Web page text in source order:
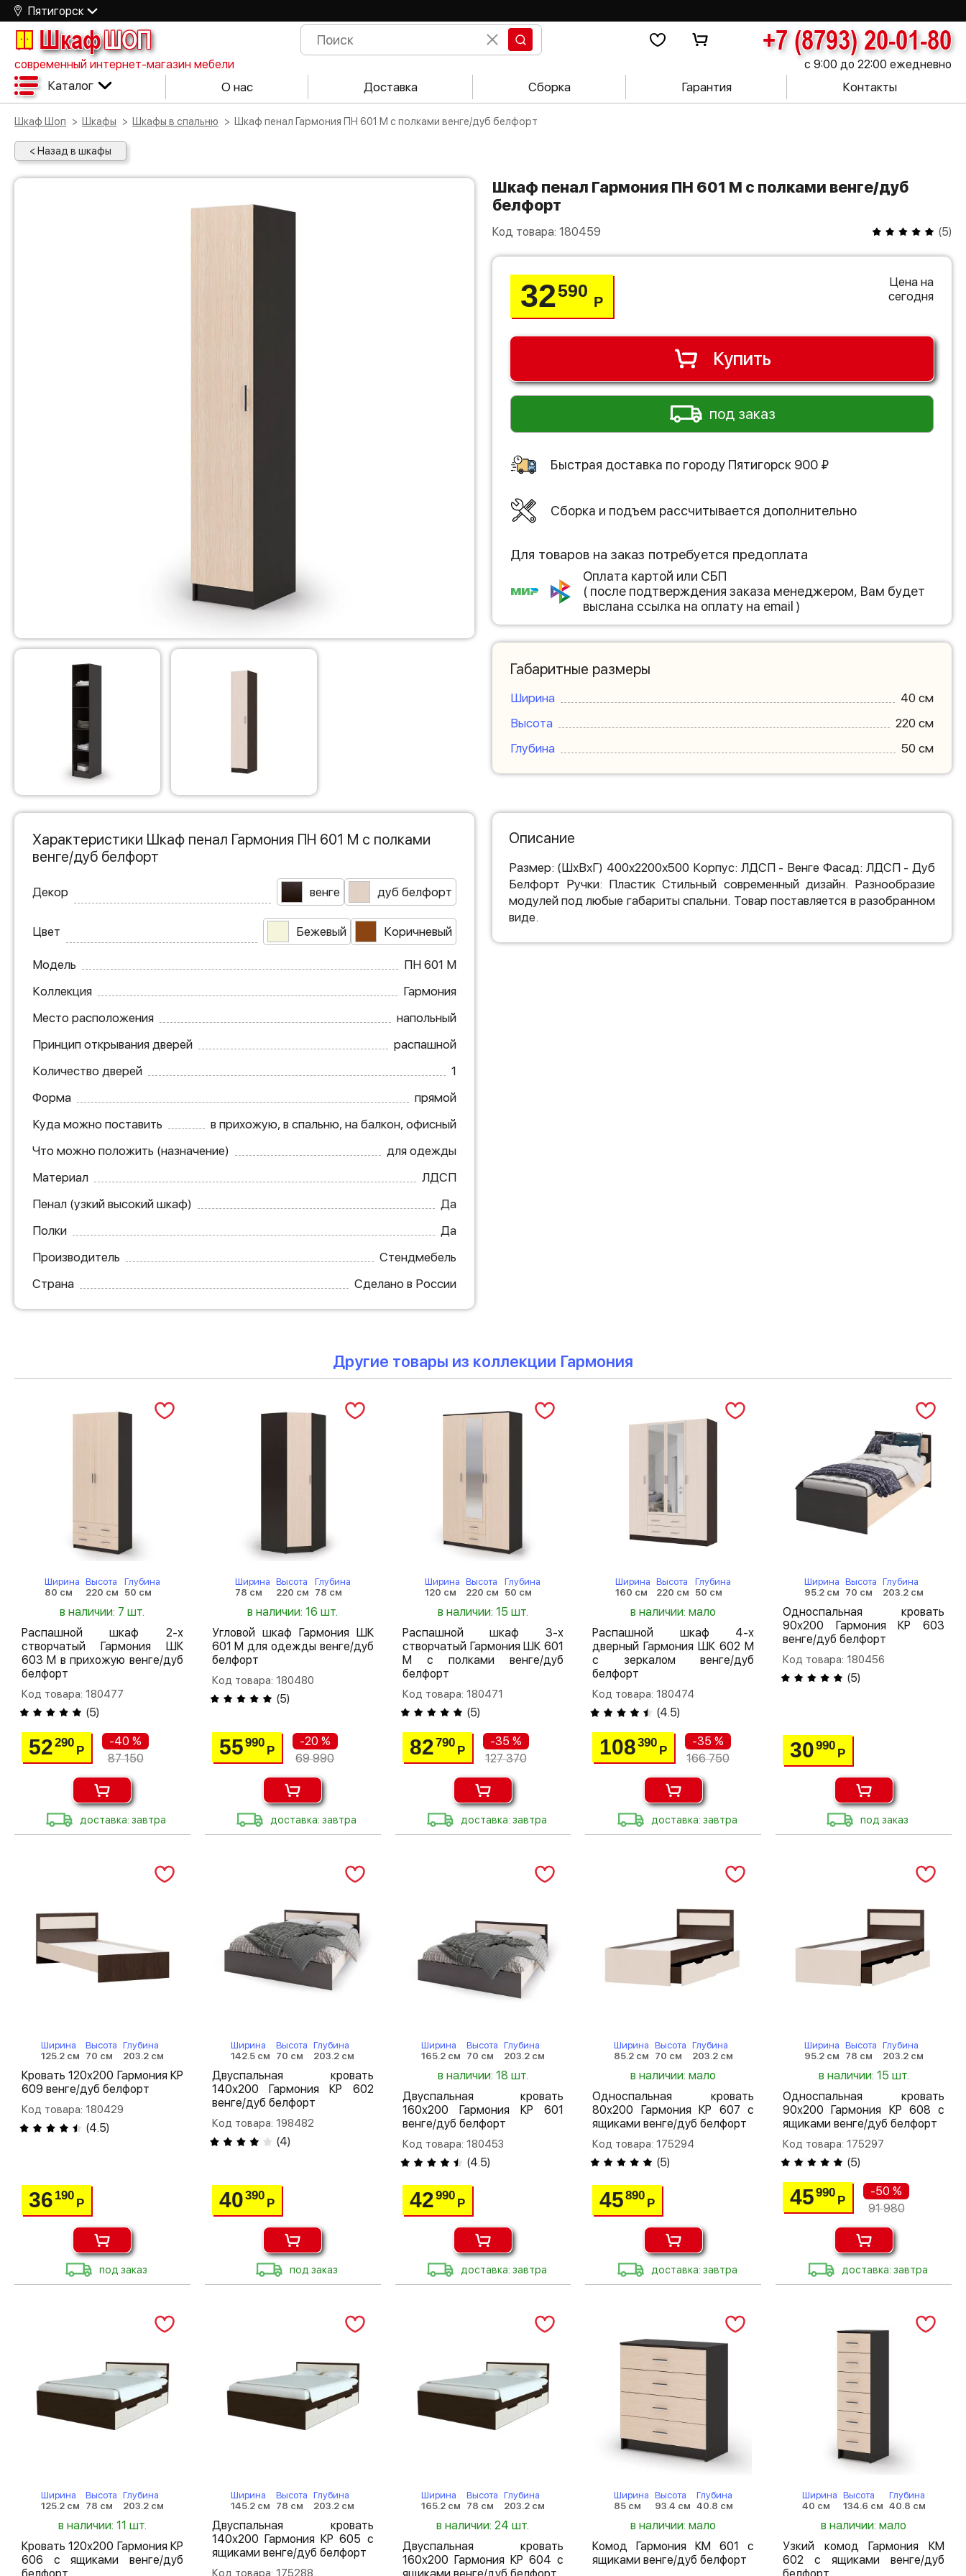
Пятигорск
ШкафШОП +7 (8793) 20-01-80
современный интернет-магазин мебели с 9:00 до 22:00 ежедневно
Каталог О нас Доставка Сборка Гарантия Контакты
Шкаф Шоп Шкафы Шкафы в спальню Шкаф пенал Гармония ПН 601 М с полками венге/дуб белфорт
< Назад в шкафы
Шкаф пенал Гармония ПН 601 М с полками венге/дуб
белфорт
Код товара: 180459 (5)
32590
Р
Цена на
сегодня
Купить
под заказ
Быстрая доставка по городу Пятигорск 900 ₽
Сборка и подъем рассчитывается дополнительно
Для товаров на заказ потребуется предоплата
Оплата картой или СБП
( после подтверждения заказа менеджером, Вам будет
выслана ссылка на оплату на email )
Габаритные размеры
Ширина
40 см
Высота
220 см
Глубина
50 см
Характеристики Шкаф пенал Гармония ПН 601 М с полками
венге/дуб белфорт
Декор венге дуб белфорт
Цвет Бежевый Коричневый
Модель
ПН 601 М
Коллекция
Гармония
Место расположения
напольный
Принцип открывания дверей
распашной
Количество дверей
1
Форма
прямой
Куда можно поставить
в прихожую, в спальню, на балкон, офисный
Что можно положить (назначение)
для одежды
Материал
ЛДСП
Пенал (узкий высокий шкаф)
Да
Полки
Да
Производитель
Стендмебель
Страна
Сделано в России
Описание
Размер: (ШхВхГ) 400х2200х500 Корпус: ЛДСП - Венге Фасад: ЛДСП - Дуб
Белфорт Ручки: Пластик Стильный современный дизайн. Разнообразие
модулей под любые габариты спальни. Товар поставляется в разобранном
виде.
Другие товары из коллекции Гармония
Ширина
80 см
Высота
220 см
Глубина
50 см
в наличии: 7 шт.
Распашной шкаф 2-х
створчатый Гармония ШК
603 М в прихожую венге/дуб
белфорт
Код товара: 180477
(5)
52290
Р
-40 %
87 150
доставка: завтра
Ширина
78 см
Высота
220 см
Глубина
78 см
в наличии: 16 шт.
Угловой шкаф Гармония ШК
601 М для одежды венге/дуб
белфорт
Код товара: 180480
(5)
55990
Р
-20 %
69 990
доставка: завтра
Ширина
120 см
Высота
220 см
Глубина
50 см
в наличии: 15 шт.
Распашной шкаф 3-х
створчатый Гармония ШК 601
М с полками венге/дуб
белфорт
Код товара: 180471
(5)
82790
Р
-35 %
127 370
доставка: завтра
Ширина
160 см
Высота
220 см
Глубина
50 см
в наличии: мало
Распашной шкаф 4-х
дверный Гармония ШК 602 М
с зеркалом венге/дуб
белфорт
Код товара: 180474
(4.5)
108390
Р
-35 %
166 750
доставка: завтра
Ширина
95.2 см
Высота
70 см
Глубина
203.2 см
Односпальная кровать
90х200 Гармония КР 603
венге/дуб белфорт
Код товара: 180456
(5)
30990
Р
под заказ
Ширина
125.2 см
Высота
70 см
Глубина
203.2 см
Кровать 120х200 Гармония КР
609 венге/дуб белфорт
Код товара: 180429
(4.5)
36 190
Р
под заказ
Ширина
142.5 см
Высота
70 см
Глубина
203.2 см
Двуспальная кровать
140х200 Гармония КР 602
венге/дуб белфорт
Код товара: 198482
(4)
40390
Р
под заказ
Ширина
165.2 см
Высота
70 см
Глубина
203.2 см
в наличии: 18 шт.
Двуспальная кровать
160х200 Гармония КР 601
венге/дуб белфорт
Код товара: 180453
(4.5)
42990
Р
доставка: завтра
Ширина
85.2 см
Высота
70 см
Глубина
203.2 см
в наличии: мало
Односпальная кровать
80х200 Гармония КР 607 с
ящиками венге/дуб белфорт
Код товара: 175294
(5)
45890
Р
доставка: завтра
Ширина
95.2 см
Высота
78 см
Глубина
203.2 см
в наличии: 15 шт.
Односпальная кровать
90х200 Гармония КР 608 с
ящиками венге/дуб белфорт
Код товара: 175297
(5)
45990
Р
-50 %
91 980
доставка: завтра
Ширина
125.2 см
Высота
78 см
Глубина
203.2 см
в наличии: 11 шт.
Кровать 120х200 Гармония КР
606 с ящиками венге/дуб
белфорт
Ширина
145.2 см
Высота
78 см
Глубина
203.2 см
Двуспальная кровать
140х200 Гармония КР 605 с
ящиками венге/дуб белфорт
Код товара: 175288
Ширина
165.2 см
Высота
78 см
Глубина
203.2 см
в наличии: 24 шт.
Двуспальная кровать
160х200 Гармония КР 604 с
ящиками венге/дуб белфорт
Ширина
85 см
Высота
93.4 см
Глубина
40.8 см
в наличии: мало
Комод Гармония КМ 601 с
ящиками венге/дуб белфорт
Ширина
40 см
Высота
134.6 см
Глубина
40.8 см
в наличии: мало
Узкий комод Гармония КМ
602 с ящиками венге/дуб
белфорт